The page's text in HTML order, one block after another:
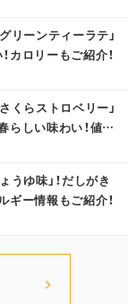
リーンティーラテ」
カロリーもご紹介！
くらストロベリー」
らしい味わい！値段
うゆ味」！だしがき
ギー情報もご紹介！